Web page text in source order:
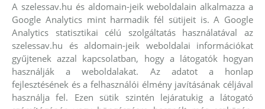
A szelessav.hu és aldomain-jeik weboldalain alkalmazza a
Google Analytics mint harmadik fél sütijeit is. A Google
Analytics statisztikai célú szolgáltatás használatával az
szelessav.hu és aldomain-jeik weboldalai információkat
gyűjtenek azzal kapcsolatban, hogy a látogatók hogyan
használják a weboldalakat. Az adatot a honlap
fejlesztésének és a felhasználói élmény javításának céljával
használja fel. Ezen sütik szintén lejáratukig a látogató